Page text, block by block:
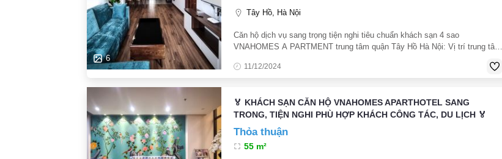
6
Tây Hồ, Hà Nội
Căn hộ dịch vụ sang trọng tiện nghi tiêu chuẩn khách sạn 4 sao
VNAHOMES A PARTMENT trung tâm quận Tây Hồ Hà Nội: Vị trí trung tâm
2km nhiều người nước ngoài sinh sống làm
11/12/2024
🏅 KHÁCH SẠN CĂN HỘ VNAHOMES APARTHOTEL SANG
TRONG, TIỆN NGHI PHÙ HỢP KHÁCH CÔNG TÁC, DU LỊCH 🏅
Thỏa thuận
55 m²